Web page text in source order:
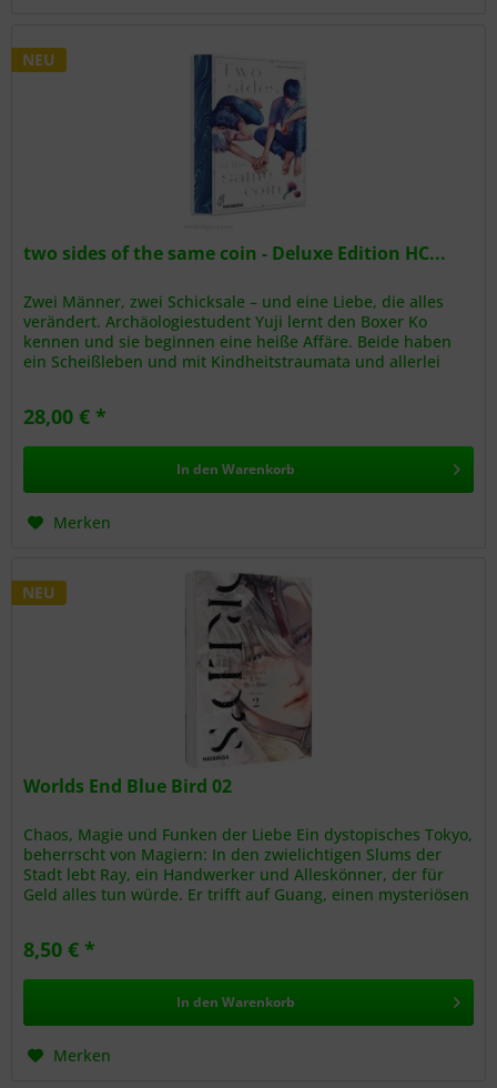
NEU
two sides of the same coin - Deluxe Edition HC...
Zwei Männer, zwei Schicksale – und eine Liebe, die alles
verändert. Archäologiestudent Yuji lernt den Boxer Ko
kennen und sie beginnen eine heiße Affäre. Beide haben
ein Scheißleben und mit Kindheitstraumata und allerlei
28,00 € *
In den Warenkorb
Merken
NEU
Worlds End Blue Bird 02
Chaos, Magie und Funken der Liebe Ein dystopisches Tokyo,
beherrscht von Magiern: In den zwielichtigen Slums der
Stadt lebt Ray, ein Handwerker und Alleskönner, der für
Geld alles tun würde. Er trifft auf Guang, einen mysteriösen
8,50 € *
In den Warenkorb
Merken